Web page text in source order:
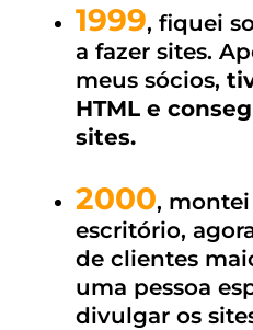
1999, fiquei
a fazer sites.
meus sócios,
HTML e
sites.
2000,
escritório,
de clientes
uma pessoa
divulgar os